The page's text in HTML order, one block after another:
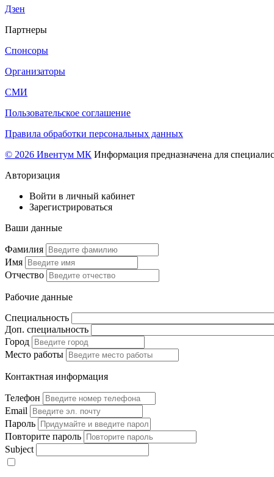
Дзен
Партнеры
Спонсоры
Организаторы
СМИ
Пользовательское соглашение
Правила обработки персональных данных
© 2026 Ивентум МК Информация предназначена для
Авторизация
Войти в личный кабинет
Зарегистрироваться
Ваши данные
Фамилия
Имя
Отчество
Рабочие данные
Специальность
Доп. специальность
Город
Место работы
Контактная информация
Телефон
Email
Пароль
Повторите пароль
Subject